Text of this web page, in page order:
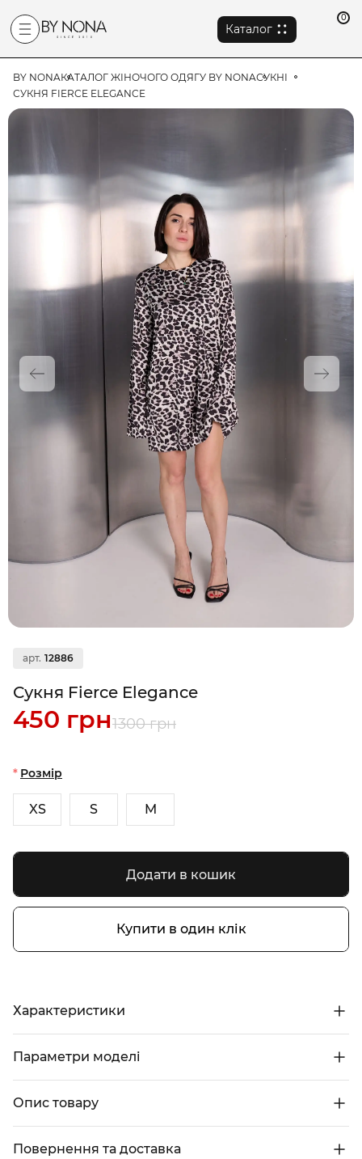
Каталог
0
BY NONAКАТАЛОГ ЖІНОЧОГО ОДЯГУ BY NONAСУКНІ
СУКНЯ FIERCE ELEGANCE
арт. 12886
Сукня Fierce Elegance
1300 грн
450 грн
Розмір
XS S M
Додати в кошик
Купити в один клік
Характеристики
Параметри моделі
Опис товару
Повернення та доставка